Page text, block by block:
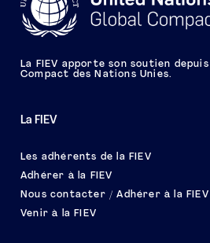
La FIEV
Les adhérents de la FIEV
Adhérer à la FIEV
Nous contacter / Adhérer à la FIEV
Venir à la FIEV
La FIEV apporte son soutien depuis
Compact des Nations Unies.